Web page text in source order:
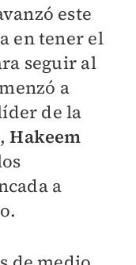
este
en tener el
seguir al
a
de la
Hakeem
a